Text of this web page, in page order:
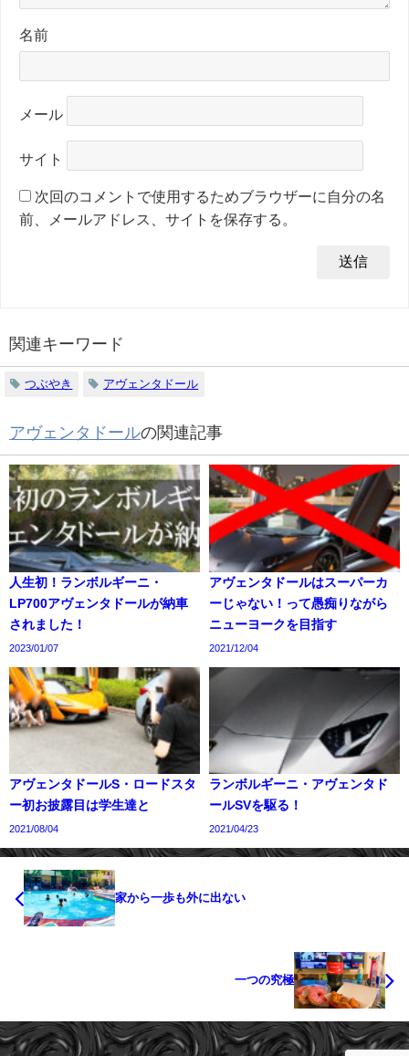
名前
メール
サイト
次回のコメントで使用するためブラウザーに自分の名
前、メールアドレス、サイトを保存する。
関連キーワード
つぶやき アヴェンタドール
アヴェンタドールの関連記事
人生初！ランボルギーニ・
LP700アヴェンタドールが納車
されました！
2023/01/07
アヴェンタドールはスーパーカ
ーじゃない！って愚痴りながら
ニューヨークを目指す
2021/12/04
アヴェンタドールS・ロードスタ
ー初お披露目は学生達と
2021/08/04
ランボルギーニ・アヴェンタド
ールSVを駆る！
2021/04/23
家から一歩も外に出ない
一つの究極